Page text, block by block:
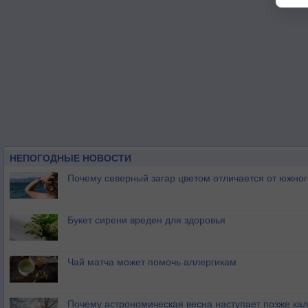
НЕПОГОДНЫЕ НОВОСТИ
Почему северный загар цветом отличается от
Букет сирени вреден для здоровья
Чай матча может помочь аллергикам
Почему астрономическая весна наступает позже